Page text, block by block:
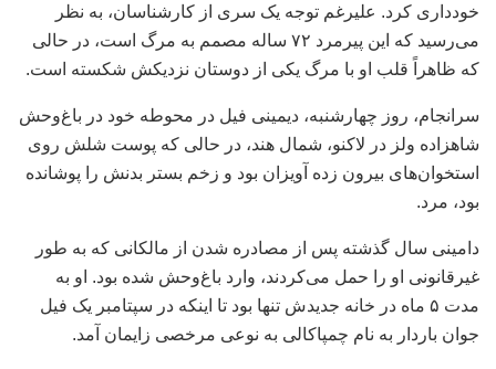
خودداری کرد. علیرغم توجه یک سری از کارشناسان، به نظر
می‌رسید که این پیرمرد ۷۲ ساله مصمم به مرگ است، در حالی
که ظاهراً قلب او با مرگ یکی از دوستان نزدیکش شکسته است.
سرانجام، روز چهارشنبه، دیمینی فیل در محوطه خود در باغ‌وحش
شاهزاده ولز در لاکنو، شمال هند، در حالی که پوست شلش روی
استخوان‌های بیرون زده آویزان بود و زخم بستر بدنش را پوشانده
بود، مرد.
دامینی سال گذشته پس از مصادره شدن از مالکانی که به طور
غیرقانونی او را حمل می‌کردند، وارد باغ‌وحش شده بود. او به
مدت ۵ ماه در خانه جدیدش تنها بود تا اینکه در سپتامبر یک فیل
جوان باردار به نام چمپاکالی به نوعی مرخصی زایمان آمد.